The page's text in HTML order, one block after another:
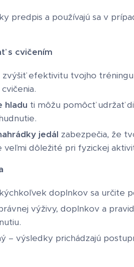
predpis a používajú sa v
s cvičením
zvýšiť efektivitu tvojho
hladu ti môžu pomôcť udržať
jedál zabezpečia, že
veľmi dôležité pri fyzickej
doplnkov sa určite
výživy, doplnkov a
– výsledky prichádzajú